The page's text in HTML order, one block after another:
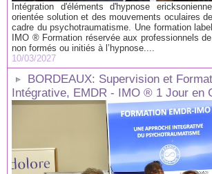
Intégration d'éléments d'hypnose
orientée solution et des mouvements oculaires
cadre du psychotraumatisme. Une formation
IMO ® Formation réservée aux professionnels
non formés ou initiés à l’hypnose....
10/03/2027
BORDEAUX: Supervision et
Intégrative, EMDR - IMO ® 1 Jour en